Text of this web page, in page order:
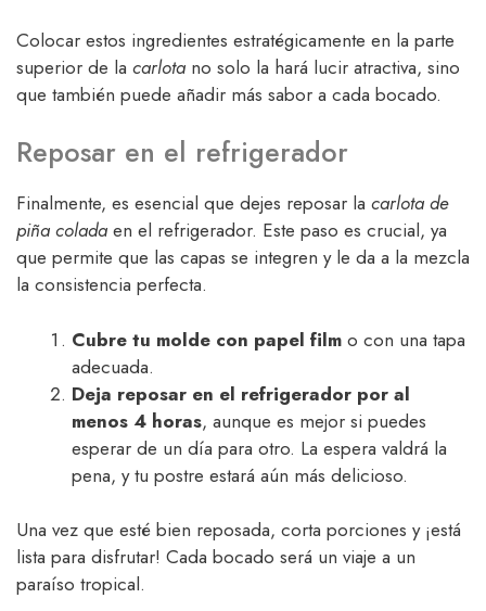
Colocar estos ingredientes estratégicamente en la parte
superior de la carlota no solo la hará lucir atractiva, sino
que también puede añadir más sabor a cada bocado.
Reposar en el refrigerador
Finalmente, es esencial que dejes reposar la carlota de
piña colada en el refrigerador. Este paso es crucial, ya
que permite que las capas se integren y le da a la mezcla
la consistencia perfecta.
Cubre tu molde con papel film o con una tapa
adecuada.
Deja reposar en el refrigerador por al
menos 4 horas, aunque es mejor si puedes
esperar de un día para otro. La espera valdrá la
pena, y tu postre estará aún más delicioso.
Una vez que esté bien reposada, corta porciones y ¡está
lista para disfrutar! Cada bocado será un viaje a un
paraíso tropical.